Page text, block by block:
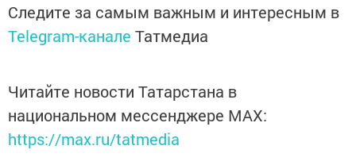
Следите за самым важным и интересным в
Telegram-канале Татмедиа
Читайте новости Татарстана в
национальном мессенджере MАХ:
https://max.ru/tatmedia